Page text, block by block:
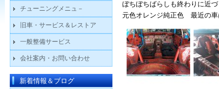
ぼちぼちばらしも終わりに近
元色オレンジ純正色 最近の車
チューニングメニュ－
旧車・サービス＆レストア
一般整備サービス
会社案内・お問い合わせ
新着情報＆ブログ